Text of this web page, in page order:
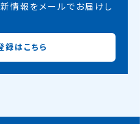
情報をメールでお届けし
録はこちら